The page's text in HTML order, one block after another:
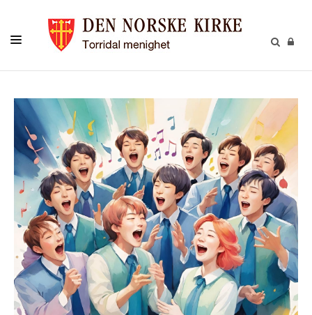
BARN
UNGE
VOKSNE
TROSOPPLÆRING
KONTAKT
KALENDER
GIVERTJENESTE